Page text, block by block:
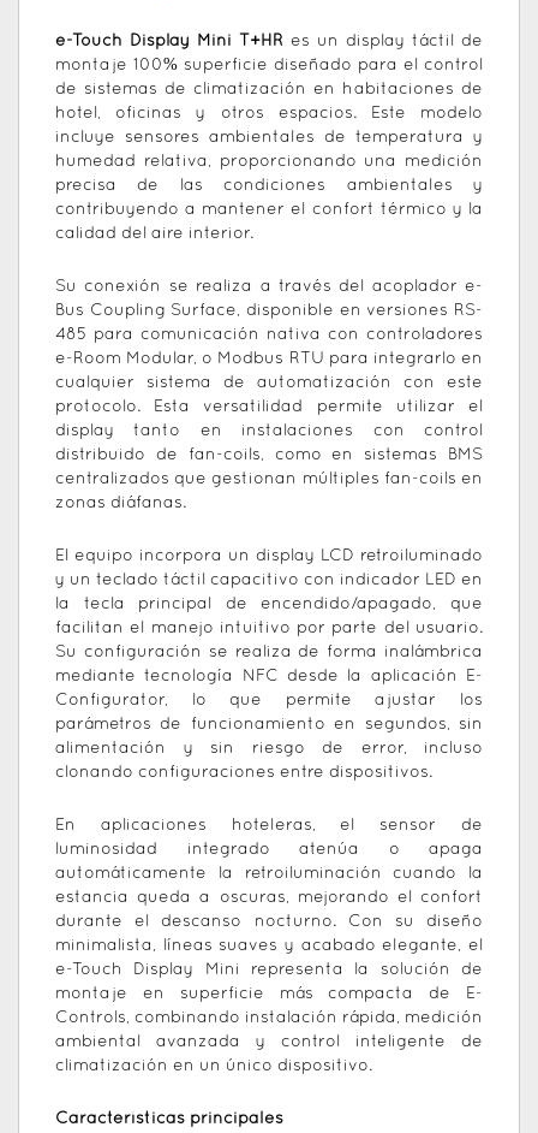
e-Touch Display Mini T+HR es un display táctil de
montaje 100% superficie diseñado para el control
de sistemas de climatización en habitaciones de
hotel, oficinas y otros espacios. Este modelo
incluye sensores ambientales de temperatura y
humedad relativa, proporcionando una medición
precisa de las condiciones ambientales y
contribuyendo a mantener el confort térmico y la
calidad del aire interior.
Su conexión se realiza a través del acoplador e-
Bus Coupling Surface, disponible en versiones RS-
485 para comunicación nativa con controladores
e-Room Modular, o Modbus RTU para integrarlo en
cualquier sistema de automatización con este
protocolo. Esta versatilidad permite utilizar el
display tanto en instalaciones con control
distribuido de fan-coils, como en sistemas BMS
centralizados que gestionan múltiples fan-coils en
zonas diáfanas.
El equipo incorpora un display LCD retroiluminado
y un teclado táctil capacitivo con indicador LED en
la tecla principal de encendido/apagado, que
facilitan el manejo intuitivo por parte del usuario.
Su configuración se realiza de forma inalámbrica
mediante tecnología NFC desde la aplicación E-
Configurator, lo que permite ajustar los
parámetros de funcionamiento en segundos, sin
alimentación y sin riesgo de error, incluso
clonando configuraciones entre dispositivos.
En aplicaciones hoteleras, el sensor de
luminosidad integrado atenúa o apaga
automáticamente la retroiluminación cuando la
estancia queda a oscuras, mejorando el confort
durante el descanso nocturno. Con su diseño
minimalista, líneas suaves y acabado elegante, el
e-Touch Display Mini representa la solución de
montaje en superficie más compacta de E-
Controls, combinando instalación rápida, medición
ambiental avanzada y control inteligente de
climatización en un único dispositivo.
Características principales